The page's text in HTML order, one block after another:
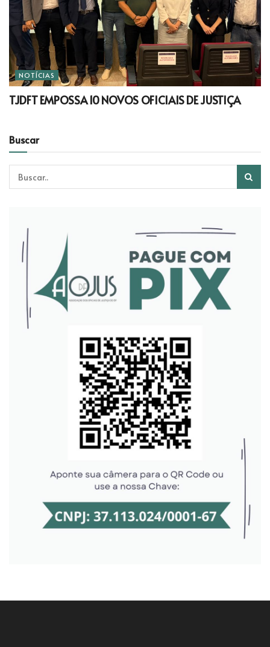
NOTÍCIAS
TJDFT EMPOSSA 10 NOVOS OFICIAIS DE JUSTIÇA
Buscar